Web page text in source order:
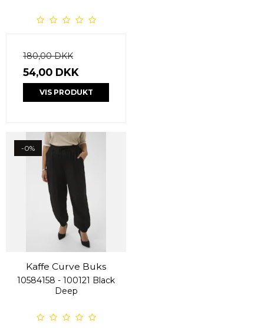
180,00 DKK
54,00 DKK
VIS PRODUKT
-0%
Kaffe Curve Buks
10584158 - 100121 Black
Deep